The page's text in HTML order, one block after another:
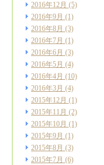
2016年12月 (5)
2016年9月 (1)
2016年8月 (3)
2016年7月 (1)
2016年6月 (3)
2016年5月 (4)
2016年4月 (10)
2016年3月 (4)
2015年12月 (1)
2015年11月 (2)
2015年10月 (1)
2015年9月 (1)
2015年8月 (3)
2015年7月 (6)